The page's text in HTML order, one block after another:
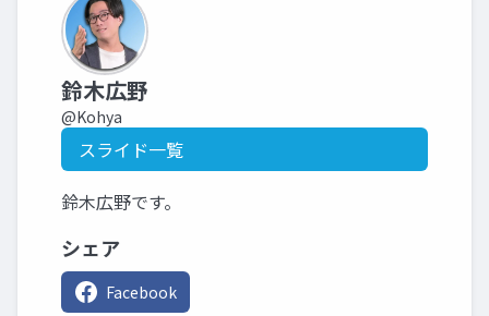
鈴木広野
@Kohya
スライド一覧
鈴木広野です。
シェア
Facebook